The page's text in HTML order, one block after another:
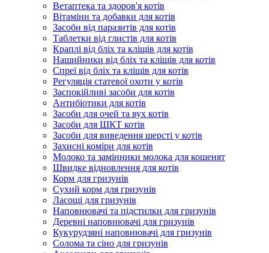
Ветаптека та здоров'я котів
Вітаміни та добавки для котів
Засоби від паразитів для котів
Таблетки від глистів для котів
Краплі від бліх та кліщів для котів
Нашийники від бліх та кліщів для котів
Спреї від бліх та кліщів для котів
Регуляція статевої охоти у котів
Заспокійливі засоби для котів
Антибіотики для котів
Засоби для очей та вух котів
Засоби для ШКТ котів
Засоби для виведення шерсті у котів
Захисні коміри для котів
Молоко та замінники молока для кошенят
Швидке відновлення для котів
Корм для гризунів
Сухий корм для гризунів
Ласощі для гризунів
Наповнювачі та підстилки для гризунів
Деревні наповнювачі для гризунів
Кукурудзяні наповнювачі для гризунів
Солома та сіно для гризунів